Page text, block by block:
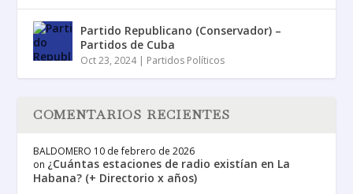
Partido Republicano (Conservador) –
Partidos de Cuba
Oct 23, 2024| Partidos Políticos
COMENTARIOS RECIENTES
BALDOMERO 10 de febrero de 2026
on ¿Cuántas estaciones de radio existían en La
Habana? (+ Directorio x años)